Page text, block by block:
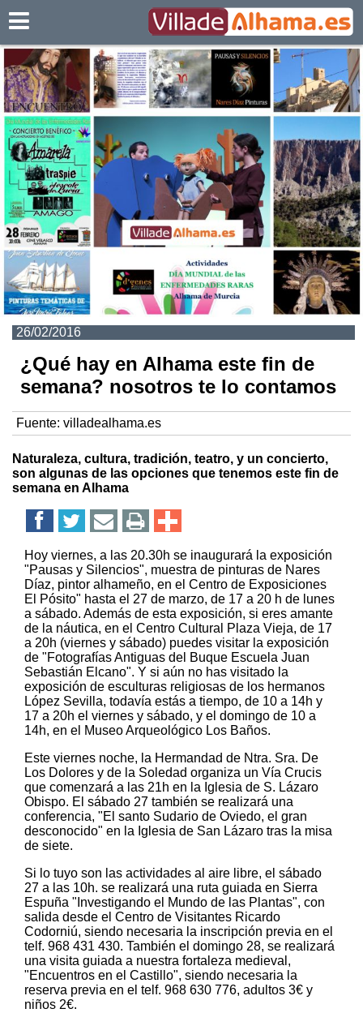
26/02/2016
¿Qué hay en Alhama este fin de
semana? nosotros te lo contamos
Fuente: villadealhama.es
Naturaleza, cultura, tradición, teatro, y un concierto,
son algunas de las opciones que tenemos este fin de
semana en Alhama
Hoy viernes, a las 20.30h se inaugurará la exposición
"Pausas y Silencios", muestra de pinturas de Nares
Díaz, pintor alhameño, en el Centro de Exposiciones
El Pósito" hasta el 27 de marzo, de 17 a 20 h de lunes
a sábado. Además de esta exposición, si eres amante
de la náutica, en el Centro Cultural Plaza Vieja, de 17
a 20h (viernes y sábado) puedes visitar la exposición
de "Fotografías Antiguas del Buque Escuela Juan
Sebastián Elcano". Y si aún no has visitado la
exposición de esculturas religiosas de los hermanos
López Sevilla, todavía estás a tiempo, de 10 a 14h y
17 a 20h el viernes y sábado, y el domingo de 10 a
14h, en el Museo Arqueológico Los Baños.
Este viernes noche, la Hermandad de Ntra. Sra. De
Los Dolores y de la Soledad organiza un Vía Crucis
que comenzará a las 21h en la Iglesia de S. Lázaro
Obispo. El sábado 27 también se realizará una
conferencia, "El santo Sudario de Oviedo, el gran
desconocido" en la Iglesia de San Lázaro tras la misa
de siete.
Si lo tuyo son las actividades al aire libre, el sábado
27 a las 10h. se realizará una ruta guiada en Sierra
Espuña "Investigando el Mundo de las Plantas", con
salida desde el Centro de Visitantes Ricardo
Codorniú, siendo necesaria la inscripción previa en el
telf. 968 431 430. También el domingo 28, se realizará
una visita guiada a nuestra fortaleza medieval,
"Encuentros en el Castillo", siendo necesaria la
reserva previa en el telf. 968 630 776, adultos 3€ y
niños 2€.